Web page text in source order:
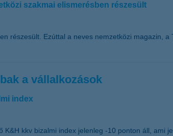
szakmai elismerésben részesült
részesült. Ezúttal a neves nemzetközi magazin,
a vállalkozások
index
K&H kkv bizalmi index jelenleg -10 ponton áll,